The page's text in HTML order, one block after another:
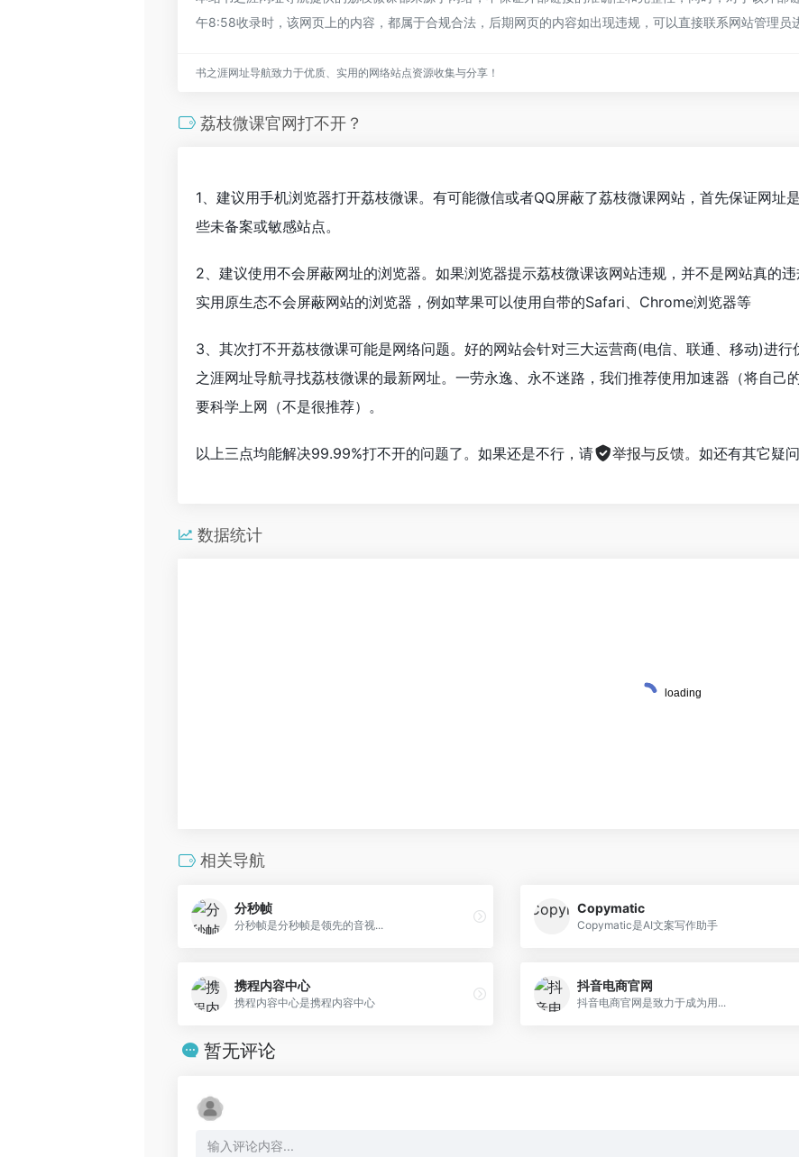
午8:58收录时，该网页上的内容，都属于合规合法，后期网页的内容如出现违规，可以直接联系网站管理员
书之涯网址导航致力于优质、实用的网络站点资源收集与分享！
荔枝微课官网打不开？
1、建议用手机浏览器打开荔枝微课。有可能微信或者QQ屏蔽了荔枝微课网站，首先保证网址
些未备案或敏感站点。
2、建议使用不会屏蔽网址的浏览器。如果浏览器提示荔枝微课该网站违规，并不是网站真的
实用原生态不会屏蔽网站的浏览器，例如苹果可以使用自带的Safari、Chrome浏览器等
3、其次打不开荔枝微课可能是网络问题。好的网站会针对三大运营商(电信、联通、移动)进
之涯网址导航寻找荔枝微课的最新网址。一劳永逸、永不迷路，我们推荐使用加速器（将自己
要科学上网（不是很推荐）。
以上三点均能解决99.99%打不开的问题了。如果还是不行，请 举报与反馈。如还有其它疑
数据统计
相关导航
分秒帧
分秒帧是分秒帧是领先的音视...
Copymatic
Copymatic是AI文案写作助手
携程内容中心
携程内容中心是携程内容中心
抖音电商官网
抖音电商官网是致力于成为用...
暂无评论